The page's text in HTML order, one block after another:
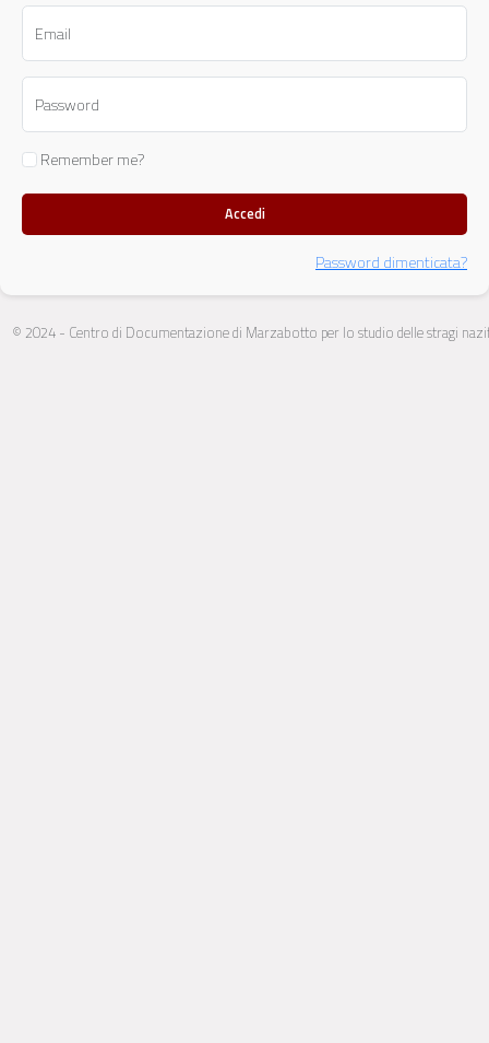
Email
Password
Remember me?
Accedi
Password dimenticata?
© 2024 - Centro di Documentazione di Marzabotto per lo studio delle stragi